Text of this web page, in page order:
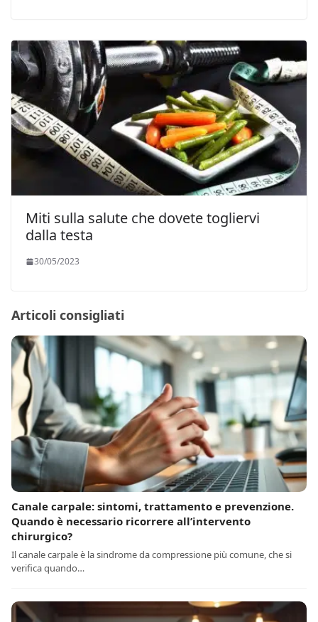
Miti sulla salute che dovete togliervi
dalla testa
30/05/2023
Articoli consigliati
Canale carpale: sintomi, trattamento e prevenzione.
Quando è necessario ricorrere all’intervento
chirurgico?
Il canale carpale è la sindrome da compressione più comune, che si
verifica quando…